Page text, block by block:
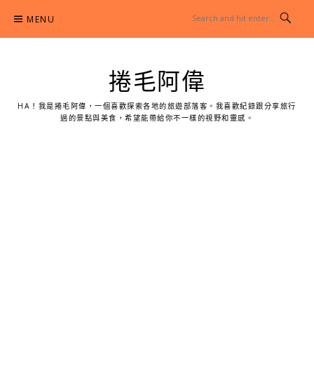
content
MENU
捲毛阿偉
HA！我是捲毛阿偉，一個喜歡探索各地的旅遊部落客。我喜歡紀錄跟分享旅行
過的景點與美食，希望能帶給你不一樣的視野和靈感。